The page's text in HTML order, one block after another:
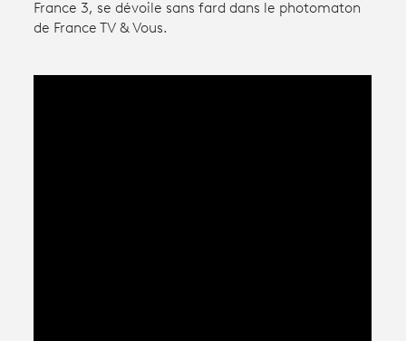
France 3, se dévoile sans fard dans le photomaton
de France TV & Vous.